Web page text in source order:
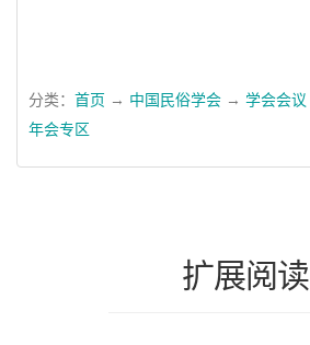
分类： 首页 → 中国民俗学会 → 学会会议
年会专区
扩展阅读